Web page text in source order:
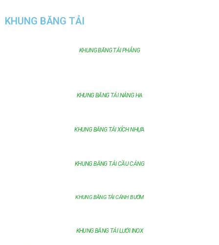
KHUNG BĂNG TẢI
KHUNG BĂNG TẢI PHẲNG
KHUNG BĂNG TẢI NÂNG HẠ
KHUNG BĂNG TẢI XÍCH NHỰA
KHUNG BĂNG TẢI CẦU CẢNG
KHUNG BĂNG TẢI CÁNH BƯỚM
KHUNG BĂNG TẢI LƯỚI INOX